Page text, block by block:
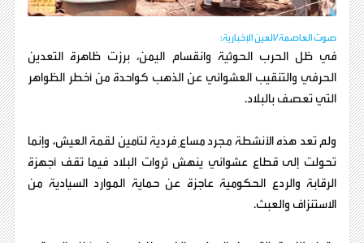
صوت العاصمة/العين الإخبارية:
في ظل الحرب الحوثية وانقسام اليمن، برزت ظاهرة التعدين
الحرفي والتنقيب العشوائي عن الذهب كواحدة من أخطر الظواهر
التي تعصف بالبلاد.
ولم تعد هذه الأنشطة مجرد مساعٍ فردية لتأمين لقمة العيش، وإنما
تحولت إلى قطاع عشوائي ينهش ثروات البلاد فيما تقف أجهزة
الرقابة والردع الحكومية عاجزة عن حماية الموارد السيادية من
الاستنزاف والعبث.